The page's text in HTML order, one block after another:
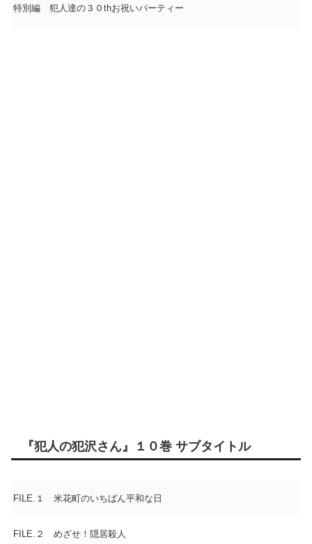
特別編 犯人達の３０thお祝いパーティー
『犯人の犯沢さん』１０巻 サブタイトル
FILE.１ 米花町のいちばん平和な日
FILE.２ めざせ！隠居殺人